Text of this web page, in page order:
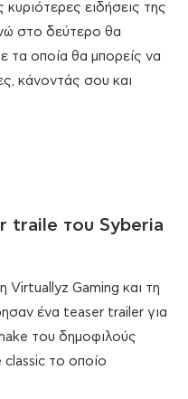
ειδήσεις της
στο δεύτερο θα
τα οποία θα μπορείς να
κάνοντάς σου και
traile του Syberia
Virtuallyz Gaming και τη
ένα teaser trailer για
του δημοφιλούς
το οποίο